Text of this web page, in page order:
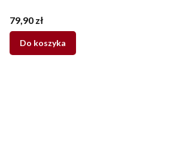
Cena
79,90 zł
Do koszyka